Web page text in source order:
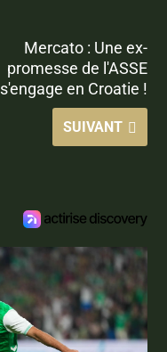
Mercato : Une ex-
promesse de l'ASSE
s'engage en Croatie !
SUIVANT